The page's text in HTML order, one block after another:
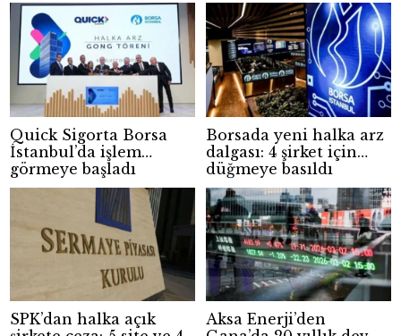
Quick Sigorta Borsa
İstanbul’da işlem
görmeye başladı
Borsada yeni halka arz
dalgası: 4 şirket için
düğmeye basıldı
SPK’dan halka açık
Aksa Enerji’den